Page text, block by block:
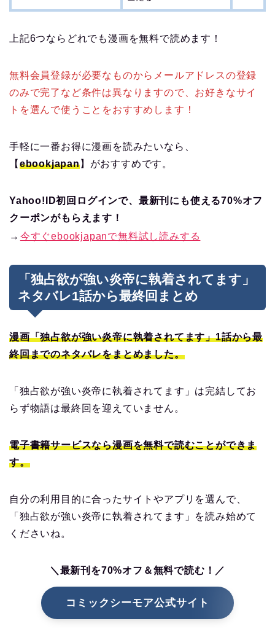
上記6つならどれでも漫画を無料で読めます！
無料会員登録が必要なものからメールアドレスの登録
のみで完了など条件は異なりますので、お好きなサイ
トを選んで使うことをおすすめします！
手軽に一番お得に漫画を読みたいなら、
【 ebookjapan】がおすすめです。
Yahoo!ID初回ログインで、最新刊にも使える70%オフ
クーポンがもらえます！
→ 今すぐebookjapanで無料試し読みする
「独占欲が強い炎帝に執着されてます」
ネタバレ1話から最終回まとめ
漫画「独占欲が強い炎帝に執着されてます」1話から最
終回までのネタバレをまとめました。
「独占欲が強い炎帝に執着されてます」は完結してお
らず物語は最終回を迎えていません。
電子書籍サービスなら漫画を無料で読むことができま
す。
自分の利用目的に合ったサイトやアプリを選んで、
「独占欲が強い炎帝に執着されてます」を読み始めて
くださいね。
＼最新刊を70%オフ＆無料で読む！／
コミックシーモア公式サイト